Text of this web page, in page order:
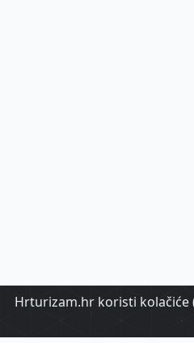
Hrturizam.hr koristi kolačiće